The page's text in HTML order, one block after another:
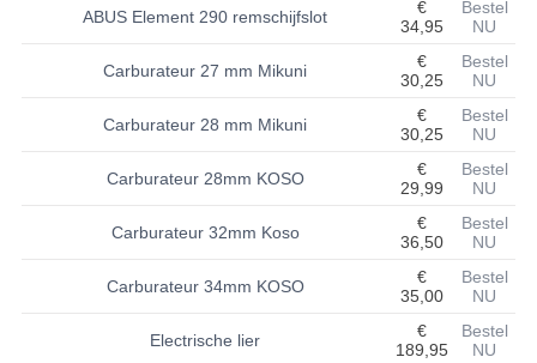
PLASTIC PARTS
VERLICHTING
ONDERDELEN 50CC TOT 125CC
UNIVERSELE QUAD ONDERDELEN
BASHAN ONDERDELEN
ABUS Element 290 remschijfslot
€
34,95
Bestel
NU
Carburateur 27 mm Mikuni
€
30,25
Bestel
NU
Carburateur 28 mm Mikuni
€
30,25
Bestel
NU
Carburateur 28mm KOSO
€
29,99
Bestel
NU
Carburateur 32mm Koso
€
36,50
Bestel
NU
Carburateur 34mm KOSO
€
35,00
Bestel
NU
Electrische lier
€
189,95
Bestel
NU